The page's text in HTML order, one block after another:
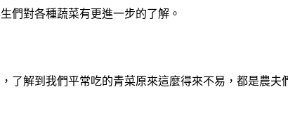
們對各種蔬菜有更進一步的了解。
解到我們平常吃的青菜原來這麼得來不易，都是農夫